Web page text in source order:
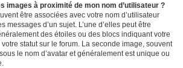
images à proximité de mon nom d’utilisateur ?
être associées avec votre nom d’utilisateur
messages d’un sujet. L’une d’elles peut être
des étoiles ou des blocs indiquant votre
statut sur le forum. La seconde image, souvent
le nom d’avatar et généralement est unique ou